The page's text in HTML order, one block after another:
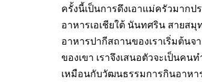
ครั้งนี้เป็นการดึงเอาแม่ครัวมาก
อาหารเอเชียใต้ นันทศริน สายส
อาหารปากีสถานของเราเริ่มต้นจ
ของเขา เราจึงเสนอตัวจะเป็น
เหมือนกับวัฒนธรรมการกินอาหาร